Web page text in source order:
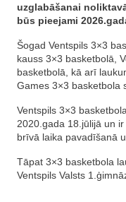
uzglabāšanai
būs pieejami
Šogad Ventspils 3×3
kauss 3×3 basketbolā,
basketbolā, kā arī
Games 3×3 basketbola
Ventspils 3×3
2020.gada 18.jūlijā un
brīvā laika pavadīšanā
Tāpat 3×3 basketbola
Ventspils Valsts